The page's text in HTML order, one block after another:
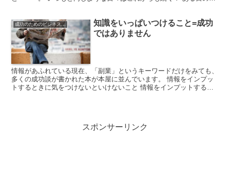
成功のためのビジネスマインド
知識をいっぱいつけること=成功
ではありません
情報があふれている現在、「副業」というキーワードだけをみても、
多くの成功談が書かれた本が本屋に並んでいます。 情報をインプッ
トするときに気をつけないといけないこと 情報をインプットするこ
スポンサーリンク